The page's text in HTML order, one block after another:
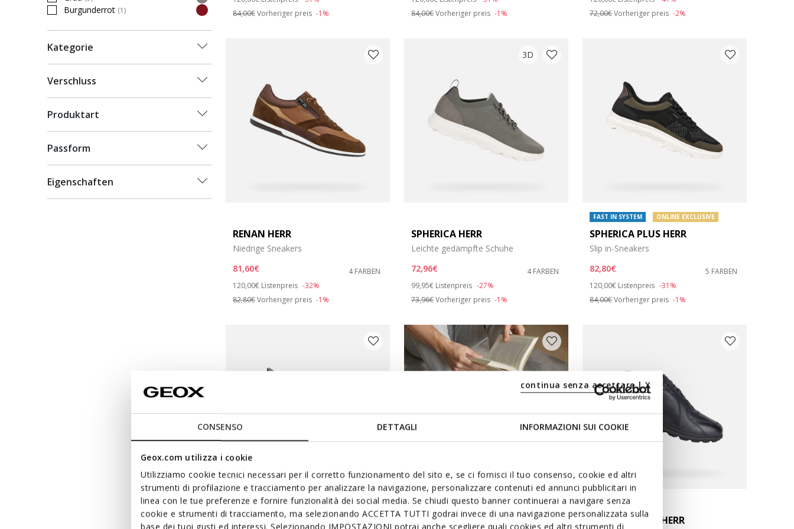
CONSENSO DETTAGLI INFORMAZIONI SUI COOKIE
Geox.com utilizza i cookie
Utilizziamo cookie tecnici necessari per il corretto funzionamento del sito e, se ci fornisci il tuo consenso, cookie ed altri
strumenti di profilazione e tracciamento per analizzare la navigazione, personalizzare contenuti ed annunci pubblicitari in
linea con le tue preferenze e fornire funzionalità dei social media. Se chiudi questo banner continuerai a navigare senza
cookie e strumenti di tracciamento, ma selezionando ACCETTA TUTTI godrai invece di una navigazione personalizzata sulla
base dei tuoi gusti ed interessi. Selezionando IMPOSTAZIONI potrai anche scegliere quali cookies ed altri strumenti di
continua senza accettare | X
Refine by Farbe: Grau
Burgunderrot (1)
Refine by Farbe: Burgunderrot
Kategorie
Verschluss
Produktart
Passform
Eigenschaften
84,00€Vorheriger preis -1%
84,00€Vorheriger preis -1%
72,00€Vorheriger preis -2%
RENAN HERR
Niedrige Sneakers
81,60€
4 FARBEN
Price reduced from
120,00€ to
Listenpreis -32%
82,80€Vorheriger preis -1%
3D
SPHERICA HERR
Leichte gedämpfte Schuhe
72,96€
4 FARBEN
Price reduced from
99,95€ to
Listenpreis -27%
73,96€Vorheriger preis -1%
FAST IN SYSTEM ONLINE EXCLUSIVE
SPHERICA PLUS HERR
Slip in-Sneakers
82,80€
5 FARBEN
Price reduced from
120,00€ to
Listenpreis -31%
84,00€Vorheriger preis -1%
FAST IN SYSTEM
SPHERICA PLUS HERR
FAST IN SYSTEM
SPHERICA PLUS HERR SPHERICA EC12 HERR